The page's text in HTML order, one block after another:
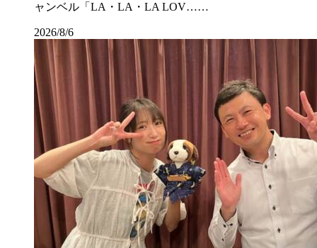
ャンベル「LA・LA・LA LOV……
2026/8/6